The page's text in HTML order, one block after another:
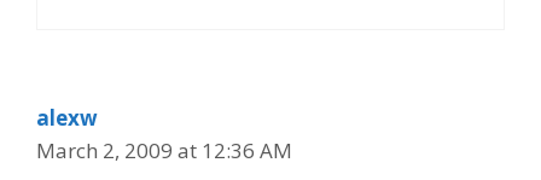
alexw
March 2, 2009 at 12:36 AM